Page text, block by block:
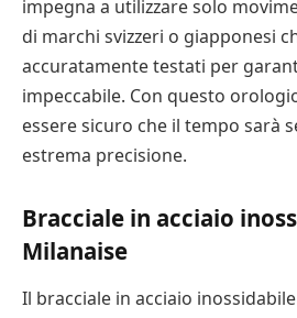
impegna a utilizzare solo
di marchi svizzeri o giapponesi
accuratamente testati per
impeccabile. Con questo
essere sicuro che il tempo sarà
estrema precisione.
Bracciale in acciaio
Milanaise
Il bracciale in acciaio